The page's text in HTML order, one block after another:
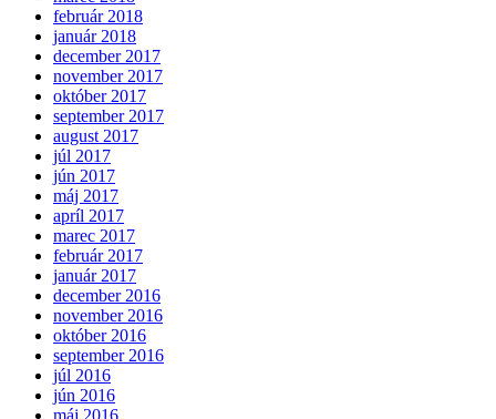
február 2018
január 2018
december 2017
november 2017
október 2017
september 2017
august 2017
júl 2017
jún 2017
máj 2017
apríl 2017
marec 2017
február 2017
január 2017
december 2016
november 2016
október 2016
september 2016
júl 2016
jún 2016
máj 2016